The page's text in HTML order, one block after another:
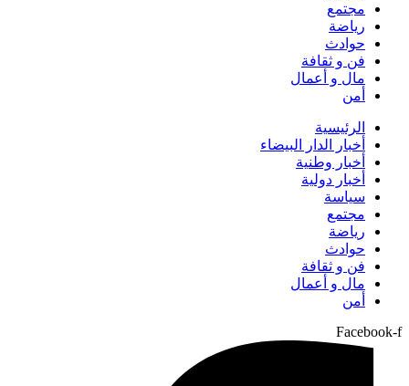
مجتمع
رياضة
حوادث
فن و ثقافة
مال و أعمال
أمن
الرئيسية
أخبار الدار البيضاء
أخبار وطنية
أخبار دولية
سياسة
مجتمع
رياضة
حوادث
فن و ثقافة
مال و أعمال
أمن
Facebook-f